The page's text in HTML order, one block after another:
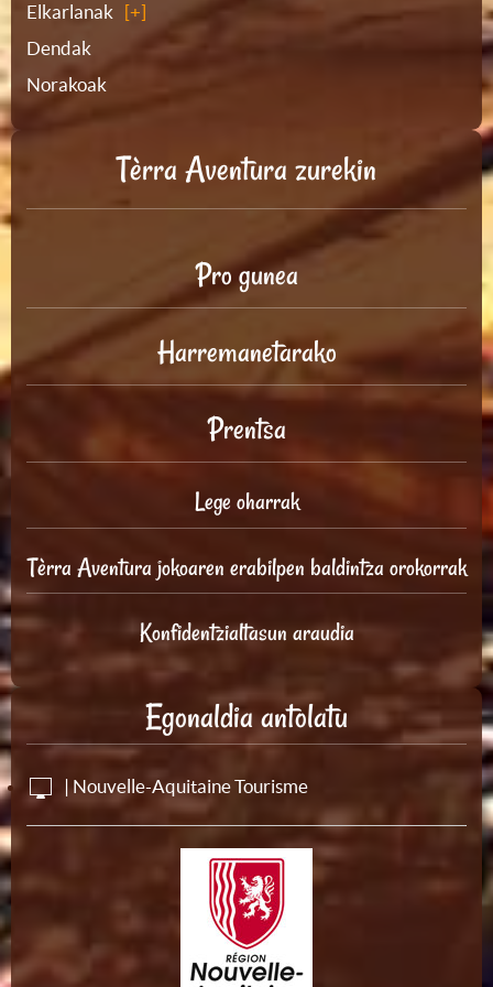
Elkarlanak
Dendak
Norakoak
Tèrra Aventura zurekin
Pro gunea
Harremanetarako
Prentsa
Lege oharrak
Tèrra Aventura jokoaren erabilpen baldintza orokorrak
Konfidentzialtasun araudia
Egonaldia antolatu
| Nouvelle-Aquitaine Tourisme